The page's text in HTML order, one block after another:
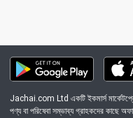
Jachai.com Ltd একটি ইকমার্স
পণ্য বা পরিষেবা সম্ভাব্য গ্রাহকদের কাছে